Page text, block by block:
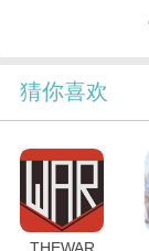
猜你喜欢